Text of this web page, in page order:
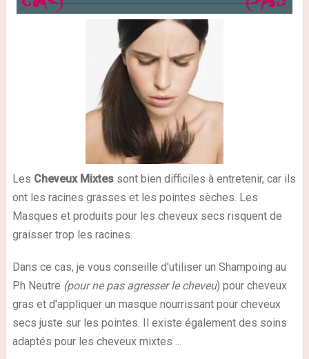
Les Cheveux Mixtessont bien difficiles à entretenir, car ils
ont les racines grasses et les pointes sèches. Les
Masques et produits pour les cheveux secs risquent de
graisser trop les racines.
Dans ce cas, je vous conseille d'utiliser un Shampoing au
Ph Neutre (pour ne pas agresser le cheveu) pour cheveux
gras et d'appliquer un masque nourrissant pour cheveux
secs juste sur les pointes. Il existe également des soins
adaptés pour les cheveux mixtes ...